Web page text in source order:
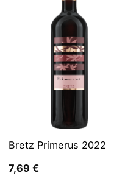
Bretz Primerus 2022
7,69 €